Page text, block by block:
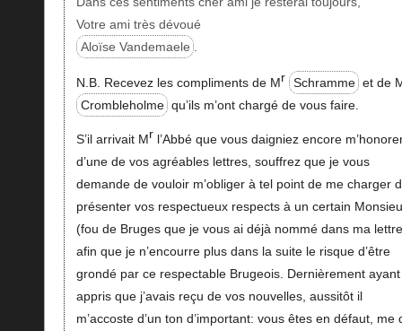
Votre ami très dévoué
Aloïse Vandemaele .
N.B. Recevez les compliments de Mr Schramme et de
Crombleholme qu’ils m’ont chargé de vous faire.
S’il arrivait Mr l’Abbé que vous daigniez encore
d’une de vos agréables lettres, souffrez que je vous
demande de vouloir m’obliger à tel point de me charger
présenter vos respectueux respects à un certain
(fou de Bruges que je vous ai déjà nommé dans ma
afin que je n’encourre plus dans la suite le risque d’être
grondé par ce respectable Brugeois. Dernièrement ayant
appris que j’avais reçu de vos nouvelles, aussitôt il
m’accoste d’un ton d’important: vous êtes en défaut, me